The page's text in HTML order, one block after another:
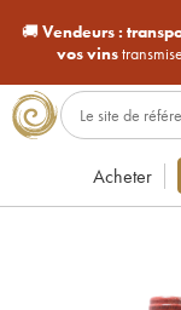
🚚Vendeurs :
vos vins
Acheter